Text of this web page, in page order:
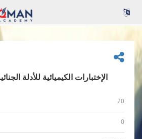
الإختبارات الكيميائية للأدلة
20
0